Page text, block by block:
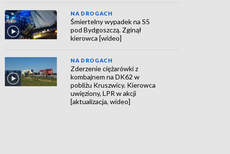
NA DROGACH
Śmiertelny wypadek na S5
pod Bydgoszczą. Zginął
kierowca [wideo]
NA DROGACH
Zderzenie ciężarówki z
kombajnem na DK62 w
pobliżu Kruszwicy. Kierowca
uwięziony, LPR w akcji
[aktualizacja, wideo]